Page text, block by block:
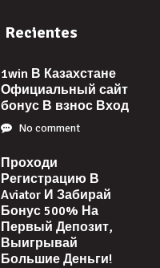
Recientes
1win В Казахстане
Официальный сайт
бонус В взнос Вход
No comment
Проходи
Регистрацию В
Aviator И Забирай
Бонус 500% На
Первый Депозит,
Выигрывай
Большие Деньги!